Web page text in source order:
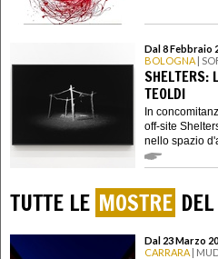
Dal 8 Febbraio
BOLOGNA |
SHELTERS:
TEOLDI
In
off-site
nello spazio
TUTTE LE MOSTRE
Dal 23 Marzo
CARRARA |